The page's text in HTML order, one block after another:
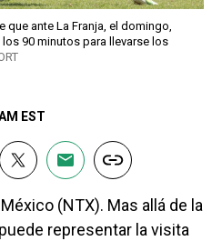
que ante La Franja, el domingo,
90 minutos para llevarse los
EST
(NTX). Mas allá de la
representar la visita